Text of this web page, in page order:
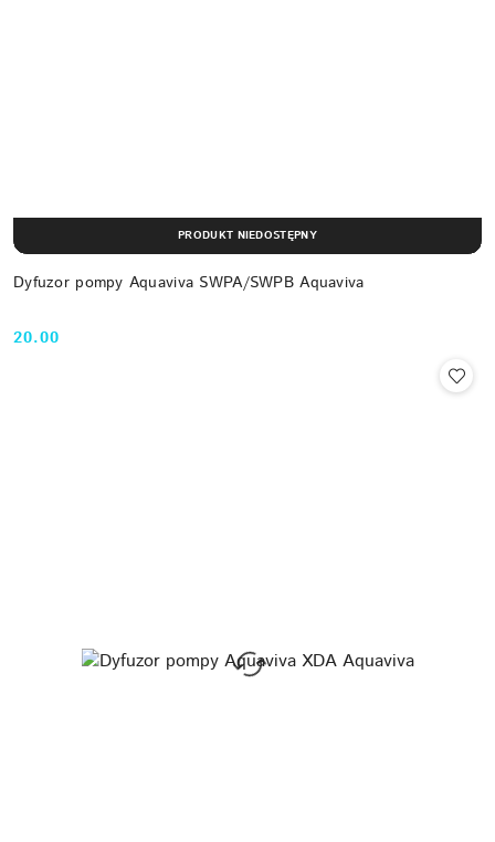
Dyfuzor pompy Aquaviva SWPA/SWPB Aquaviva
Cena:
20.00
PRODUKT NIEDOSTĘPNY